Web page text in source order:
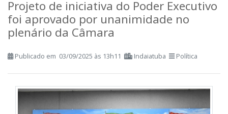
Projeto de iniciativa do Poder Executivo
foi aprovado por unanimidade no
plenário da Câmara